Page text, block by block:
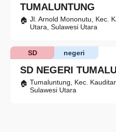
TUMALUNTUNG
Jl. Arnold Mononutu, Kec.
Utara, Sulawesi Utara
SD NEGERI
negeri
SD
Tumaluntung, Kec.
Sulawesi Utara